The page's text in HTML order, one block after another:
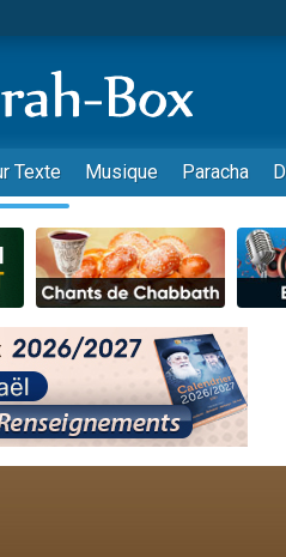
80 ans, dans un appartement
la jambe de Yohan
Zoom
: pauvres d'Israel
Texte Musique Paracha